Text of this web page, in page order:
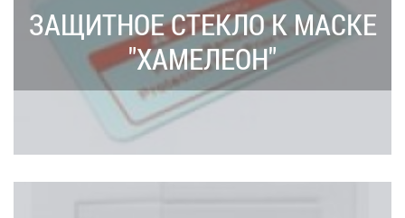
ЗАЩИТНОЕ СТЕКЛО К МАСКЕ
"ХАМЕЛЕОН"